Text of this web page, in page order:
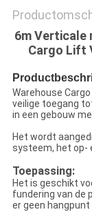
6m Verticale
Cargo Lift
Warehouse
veilige toegang
in een gebouw
Het wordt
systeem, het op-
Toepassing:
Het is geschikt
fundering van de
er geen hangpunt